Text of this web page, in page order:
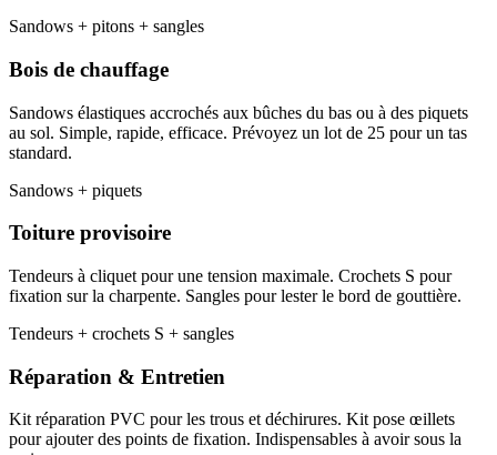
Sandows + pitons + sangles
Bois de chauffage
Sandows élastiques accrochés aux bûches du bas ou à des piquets
au sol. Simple, rapide, efficace. Prévoyez un lot de 25 pour un tas
standard.
Sandows + piquets
Toiture provisoire
Tendeurs à cliquet pour une tension maximale. Crochets S pour
fixation sur la charpente. Sangles pour lester le bord de gouttière.
Tendeurs + crochets S + sangles
Réparation & Entretien
Kit réparation PVC pour les trous et déchirures. Kit pose œillets
pour ajouter des points de fixation. Indispensables à avoir sous la